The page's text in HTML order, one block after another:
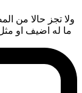
ولا تجز حالا من
ما له اضيف او